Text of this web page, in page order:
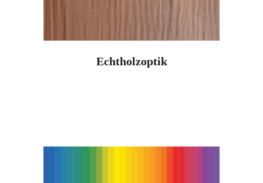
Echtholzoptik